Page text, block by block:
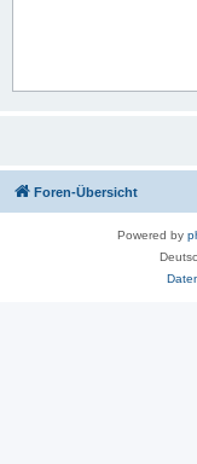
Foren-Übersicht
Powered by